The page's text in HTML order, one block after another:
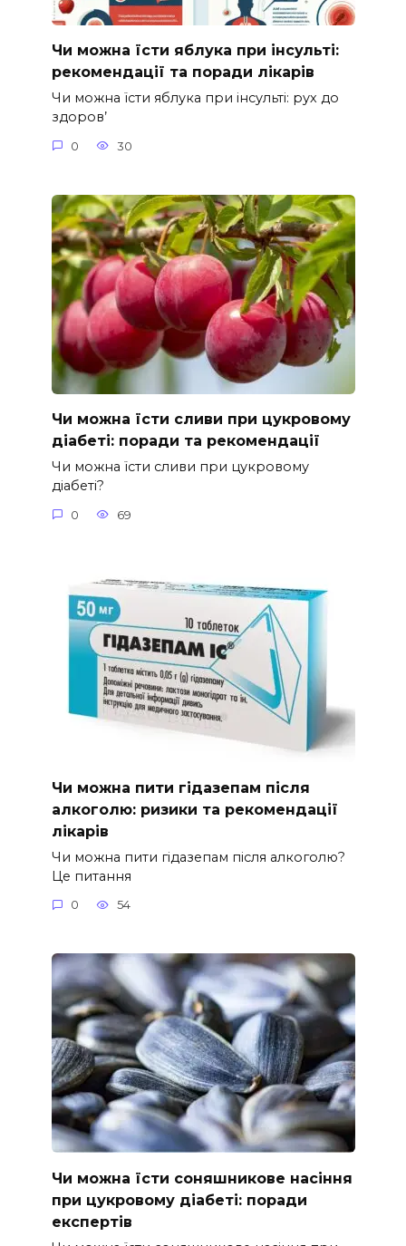
Чи можна їсти яблука при інсульті:
рекомендації та поради лікарів
Чи можна їсти яблука при інсульті: рух до
здоров’
0 30
Чи можна їсти сливи при цукровому
діабеті: поради та рекомендації
Чи можна їсти сливи при цукровому
діабеті?
0 69
Чи можна пити гідазепам після
алкоголю: ризики та рекомендації
лікарів
Чи можна пити гідазепам після алкоголю?
Це питання
0 54
Чи можна їсти соняшникове насіння
при цукровому діабеті: поради
експертів